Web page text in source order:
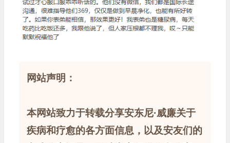
网站声明：
本网站致力于转载分享安东尼·威廉关于
疾病和疗愈的各方面信息，以及安友们的